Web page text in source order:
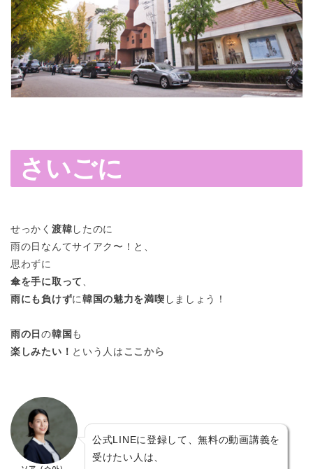
さいごに
せっかく 渡韓したのに
雨の日なんてサイアク〜！と、
思わずに
傘を手に取って
雨にも負けずに韓国の魅力を満喫 しましょう！
雨の日の韓国 も
楽しみたい！ という人はここから
公式LINEに登録して、無料の動画講義を
受けたい人は、